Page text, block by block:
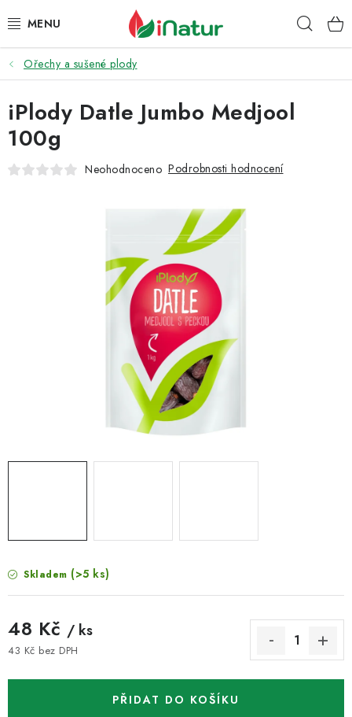
na
POTRAVINY
OŘECHY A SUŠENÉ PLODY
SNACKY
EKO DROGERIE A KOSMETIKA
Ořechy a sušené plody
Skladem (>5 ks)
48 Kč / ks
43 Kč bez DPH
PŘIDAT DO KOŠÍKU
iPlody Datle Jumbo Medjool
100g
Neohodnoceno Podrobnosti hodnocení